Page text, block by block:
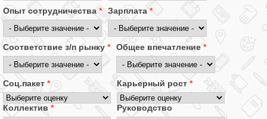
Опыт сотрудничества* Зарплата*
Соответствие з/п рынку * Общее впечатление*
Соц.пакет * Карьерный рост *
Коллектив * Руководство